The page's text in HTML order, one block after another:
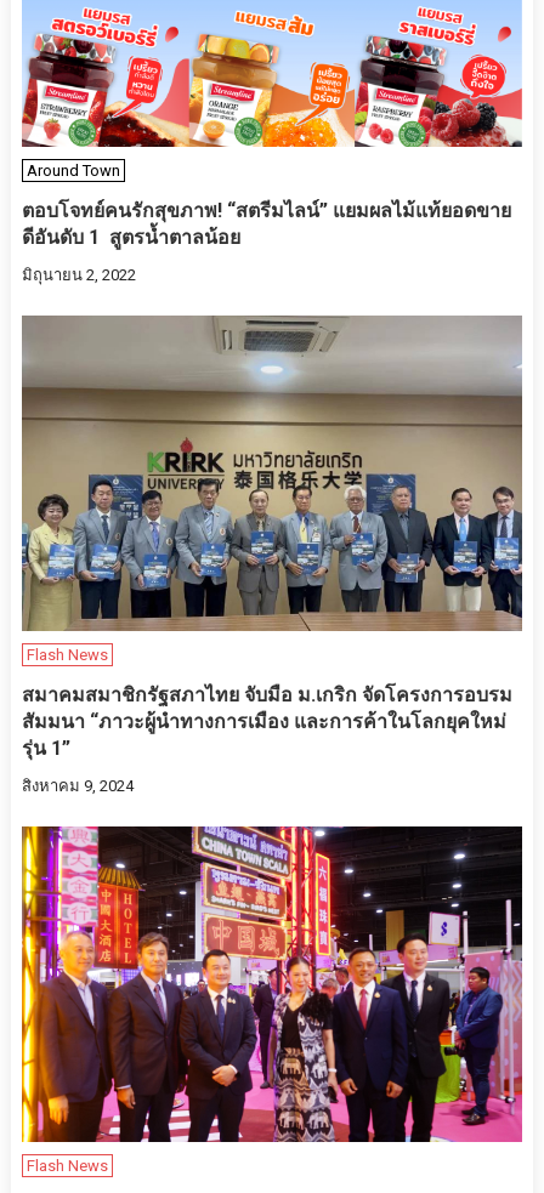
Around Town
ตอบโจทย์คนรักสุขภาพ! “สตรีมไลน์” แยมผลไม้แท้ยอดขาย
ดีอันดับ 1 สูตรน้ำตาลน้อย
มิถุนายน 2, 2022
Flash News
สมาคมสมาชิกรัฐสภาไทย จับมือ ม.เกริก จัดโครงการอบรม
สัมมนา “ภาวะผู้นำทางการเมือง และการค้าในโลกยุคใหม่
รุ่น 1”
สิงหาคม 9, 2024
Flash News